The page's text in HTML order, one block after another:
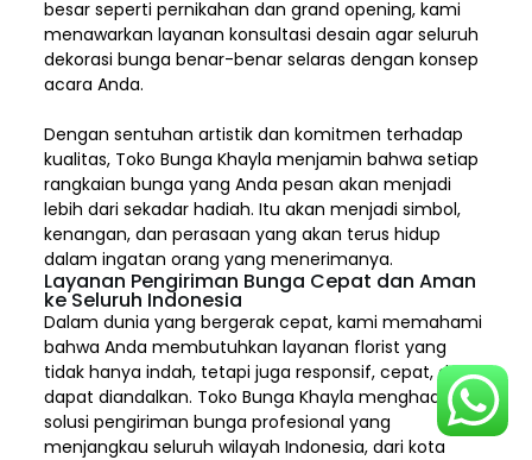
besar seperti pernikahan dan grand opening, kami
menawarkan layanan konsultasi desain agar seluruh
dekorasi bunga benar-benar selaras dengan konsep
acara Anda.
Dengan sentuhan artistik dan komitmen terhadap
kualitas, Toko Bunga Khayla menjamin bahwa setiap
rangkaian bunga yang Anda pesan akan menjadi
lebih dari sekadar hadiah. Itu akan menjadi simbol,
kenangan, dan perasaan yang akan terus hidup
dalam ingatan orang yang menerimanya.
Layanan Pengiriman Bunga Cepat dan Aman
ke Seluruh Indonesia
Dalam dunia yang bergerak cepat, kami memahami
bahwa Anda membutuhkan layanan florist yang
tidak hanya indah, tetapi juga responsif, cepat, dan
dapat diandalkan. Toko Bunga Khayla menghadirkan
solusi pengiriman bunga profesional yang
menjangkau seluruh wilayah Indonesia,dari kota